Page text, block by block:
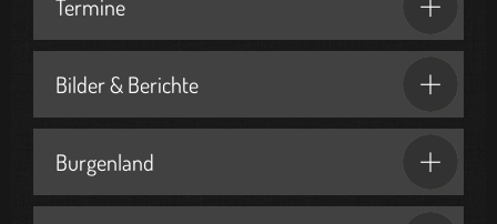
Termine
Bilder & Berichte
Burgenland